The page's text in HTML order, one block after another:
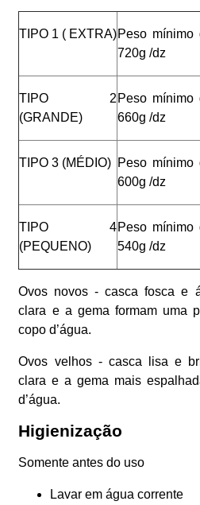
TIPO 1 ( EXTRA)Peso
720g /dz
TIPO 2
(GRANDE)
Peso
660g /dz
TIPO 3 (MÉDIO) Peso
600g /dz
TIPO 4
(PEQUENO)
Peso
540g /dz
Ovos novos - casca fosca e
clara e a gema formam uma
copo d’água.
Ovos velhos - casca lisa e
clara e a gema mais
d’água.
Higienização
Somente antes do uso
Lavar em água corrente